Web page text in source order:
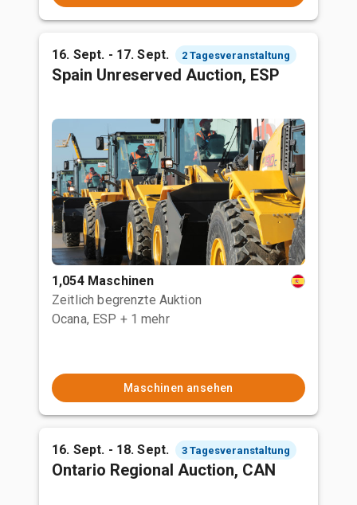
16. Sept. - 17. Sept. 2 Tagesveranstaltung
Spain Unreserved Auction, ESP
1,054 Maschinen
Zeitlich begrenzte Auktion
Ocana, ESP + 1 mehr
Maschinen ansehen
16. Sept. - 18. Sept. 3 Tagesveranstaltung
Ontario Regional Auction, CAN